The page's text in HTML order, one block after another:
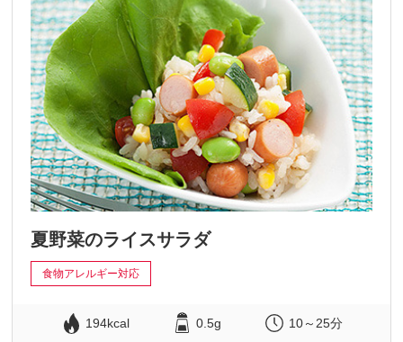
夏野菜のライスサラダ
食物アレルギー対応
194kcal 0.5g 10～25分